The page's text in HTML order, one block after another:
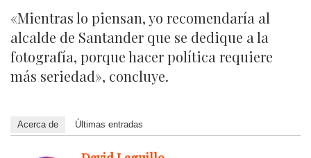
«Mientras lo piensan, yo recomendaría al
alcalde de Santander que se dedique a la
fotografía, porque hacer política requiere
más seriedad», concluye.
Acerca de Últimas entradas